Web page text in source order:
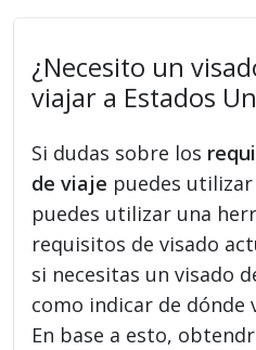
¿Necesito un
viajar a Estados
Si dudas sobre los
de viaje puedes
puedes utilizar una
requisitos de visado
si necesitas un visado
como indicar de dónde
En base a esto,